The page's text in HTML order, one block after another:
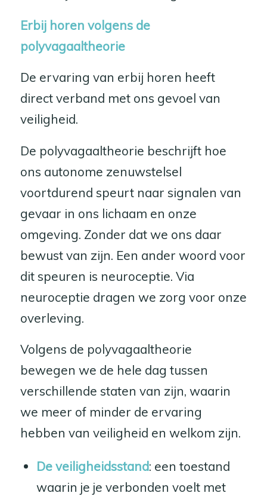
Erbij horen volgens de
polyvagaaltheorie
De ervaring van erbij horen heeft
direct verband met ons gevoel van
veiligheid.
De polyvagaaltheorie beschrijft hoe
ons autonome zenuwstelsel
voortdurend speurt naar signalen van
gevaar in ons lichaam en onze
omgeving. Zonder dat we ons daar
bewust van zijn. Een ander woord voor
dit speuren is neuroceptie. Via
neuroceptie dragen we zorg voor onze
overleving.
Volgens de polyvagaaltheorie
bewegen we de hele dag tussen
verschillende staten van zijn, waarin
we meer of minder de ervaring
hebben van veiligheid en welkom zijn.
De veiligheidsstand: een toestand
waarin je je verbonden voelt met